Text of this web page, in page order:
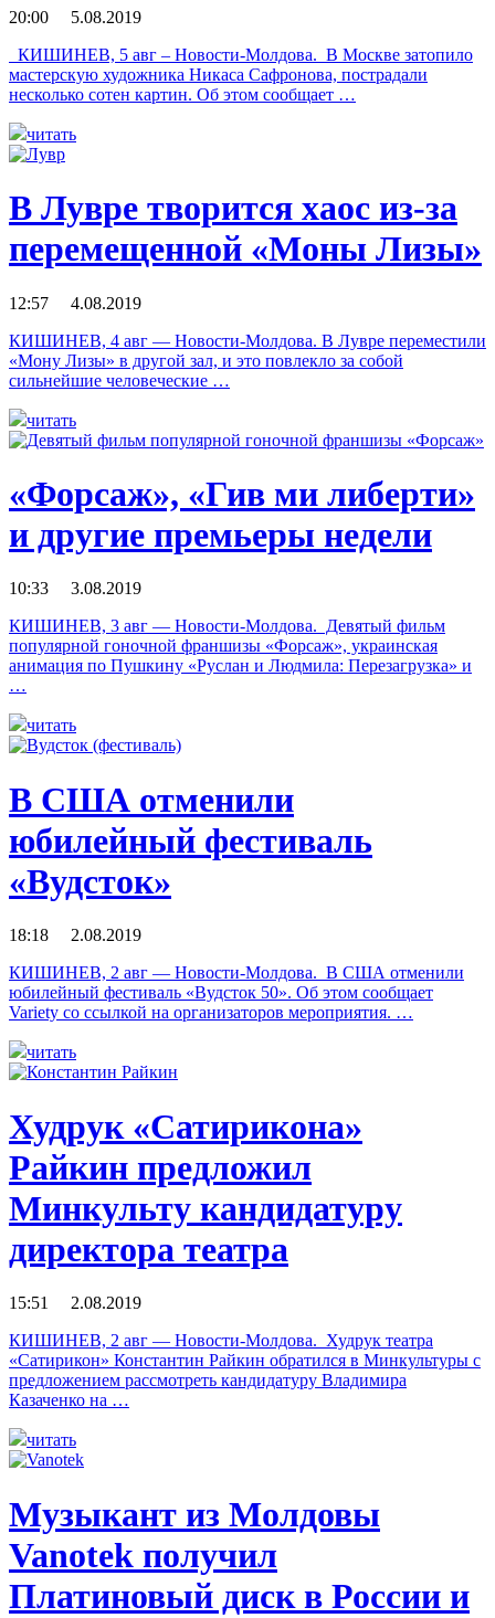
20:00 5.08.2019
КИШИНЕВ, 5 авг – Новости-Молдова. В Москве затопило
мастерскую художника Никаса Сафронова, пострадали
несколько сотен картин. Об этом сообщает …
читать
В Лувре творится хаос из-за
перемещенной «Моны Лизы»
12:57 4.08.2019
КИШИНЕВ, 4 авг — Новости-Молдова. В Лувре переместили
«Мону Лизы» в другой зал, и это повлекло за собой
сильнейшие человеческие …
читать
«Форсаж», «Гив ми либерти»
и другие премьеры недели
10:33 3.08.2019
КИШИНЕВ, 3 авг — Новости-Молдова. Девятый фильм
популярной гоночной франшизы «Форсаж», украинская
анимация по Пушкину «Руслан и Людмила: Перезагрузка» и
…
читать
В США отменили
юбилейный фестиваль
«Вудсток»
18:18 2.08.2019
КИШИНЕВ, 2 авг — Новости-Молдова. В США отменили
юбилейный фестиваль «Вудсток 50». Об этом сообщает
Variety со ссылкой на организаторов мероприятия. …
читать
Худрук «Сатирикона»
Райкин предложил
Минкульту кандидатуру
директора театра
15:51 2.08.2019
КИШИНЕВ, 2 авг — Новости-Молдова. Худрук театра
«Сатирикон» Константин Райкин обратился в Минкультуры с
предложением рассмотреть кандидатуру Владимира
Казаченко на …
читать
Музыкант из Молдовы
Vanotek получил
Платиновый диск в России и